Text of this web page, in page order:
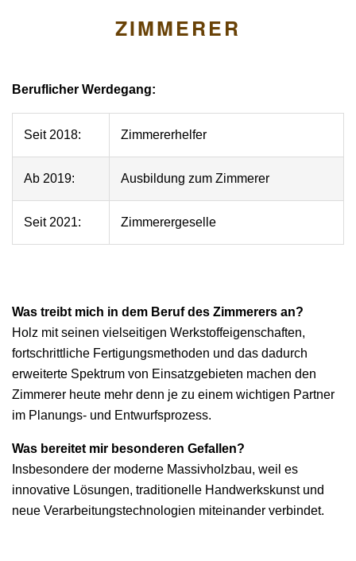
ZIMMERER
Beruflicher Werdegang:
Seit 2018: Zimmererhelfer
Ab 2019: Ausbildung zum Zimmerer
Seit 2021: Zimmerergeselle
Was treibt mich in dem Beruf des Zimmerers an?
Holz mit seinen vielseitigen Werkstoffeigenschaften,
fortschrittliche Fertigungsmethoden und das dadurch
erweiterte Spektrum von Einsatzgebieten machen den
Zimmerer heute mehr denn je zu einem wichtigen Partner
im Planungs- und Entwurfsprozess.
Was bereitet mir besonderen Gefallen?
Insbesondere der moderne Massivholzbau, weil es
innovative Lösungen, traditionelle Handwerkskunst und
neue Verarbeitungstechnologien miteinander verbindet.